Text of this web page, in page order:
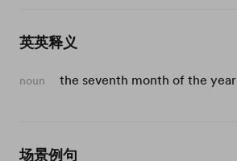
英英释义
noun the seventh month of the year
场景例句